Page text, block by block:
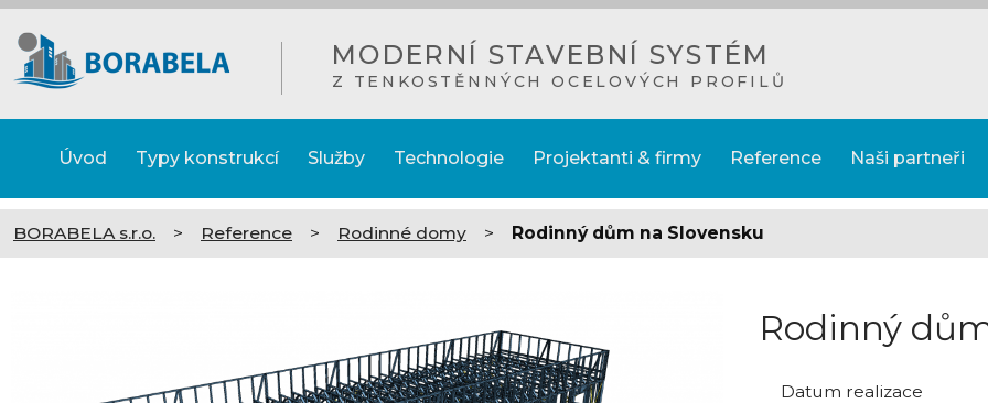
MODERNÍ STAVEBNÍ SYSTÉM
Z TENKOSTĚNNÝCH OCELOVÝCH PROFILŮ
Úvod Typy konstrukcí Služby Technologie Projektanti & firmy Reference Naši partneři
BORABELA s.r.o. > Reference > Rodinné domy > Rodinný dům na Slovensku
Rodinný
Datum realizace